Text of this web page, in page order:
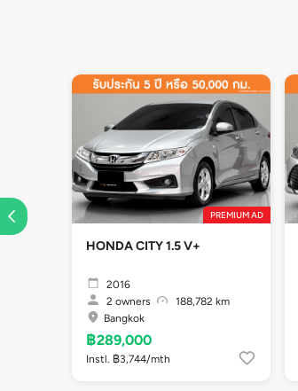
PREMIUM AD
HONDA CITY 1.5 V+
2016
2 owners
188,782 km
Bangkok
฿289,000
Instl. ฿3,744/mth